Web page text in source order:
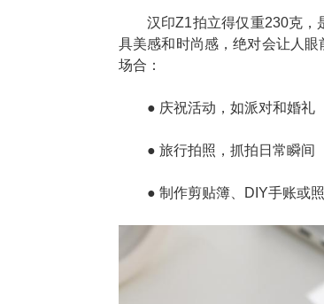
汉印Z1拍立得仅重230克，
具美感和时尚感，绝对会让人
场合：
● 庆祝活动，如派对和婚礼
● 旅行拍照，抓拍日常瞬间
● 制作剪贴簿、DIY手账或